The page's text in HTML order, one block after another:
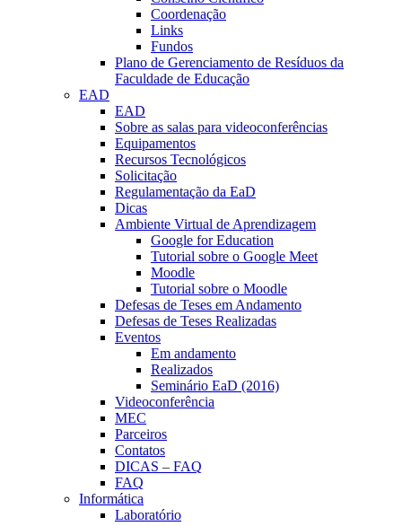
Coordenação
Links
Fundos
Plano de Gerenciamento de Resíduos da
Faculdade de Educação
EAD
EAD
Sobre as salas para videoconferências
Equipamentos
Recursos Tecnológicos
Solicitação
Regulamentação da EaD
Dicas
Ambiente Virtual de Aprendizagem
Google for Education
Tutorial sobre o Google Meet
Moodle
Tutorial sobre o Moodle
Defesas de Teses em Andamento
Defesas de Teses Realizadas
Eventos
Em andamento
Realizados
Seminário EaD (2016)
Videoconferência
MEC
Parceiros
Contatos
DICAS – FAQ
FAQ
Informática
Laboratório